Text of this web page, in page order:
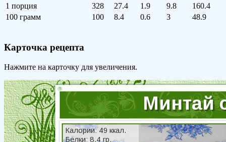
1 порция
328 27.4 1.9 9.8
160.4
100 грамм
100 8.4 0.6 3 48.9
Карточка рецепта
Нажмите на карточку для увеличения.